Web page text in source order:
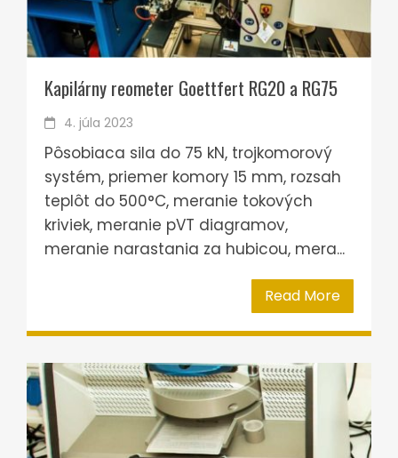
Kapilárny reometer Goettfert RG20 a RG75
4. júla 2023
Pôsobiaca sila do 75 kN, trojkomorový
systém, priemer komory 15 mm, rozsah
teplôt do 500°C, meranie tokových
kriviek, meranie pVT diagramov,
meranie narastania za hubicou, mera...
Read More